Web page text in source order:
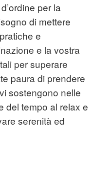
per la
di mettere
e
e la vostra
per superare
paura di prendere
sostengono nelle
del tempo al relax e
serenità ed